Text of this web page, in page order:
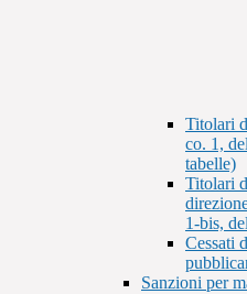
Titolari
co. 1,
tabelle)
Titolari
1-bis,
Cessati
Sanzioni per